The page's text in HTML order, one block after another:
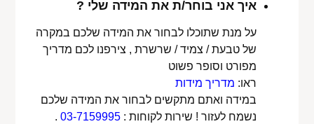
איך אני בוחר/ת את המידה שלי ?
על מנת שתוכלו לבחור את המידה שלכם במקרה
של טבעת / צמיד / שרשרת , צירפנו לכם מדריך
מפורט וסופר פשוט
ראו: מדריך מידות
במידה ואתם מתקשים לבחור את המידה שלכם
נשמח לעזור ! שירות לקוחות :03-7159995
.